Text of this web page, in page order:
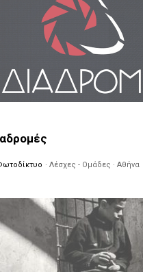
· Λέσχες - Ομάδες · Αθήνα